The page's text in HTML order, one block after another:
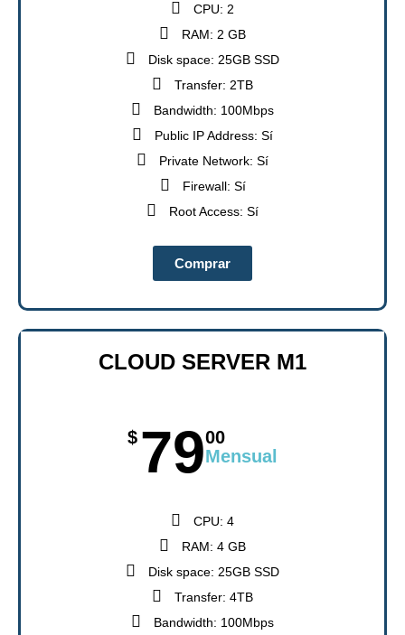
CPU: 2
RAM: 2 GB
Disk space: 25GB SSD
Transfer: 2TB
Bandwidth: 100Mbps
Public IP Address: Sí
Private Network: Sí
Firewall: Sí
Root Access: Sí
Comprar
CLOUD SERVER M1
$ 7900
Mensual
CPU: 4
RAM: 4 GB
Disk space: 25GB SSD
Transfer: 4TB
Bandwidth: 100Mbps